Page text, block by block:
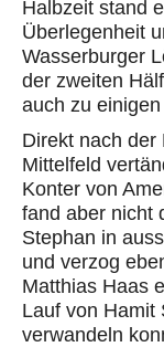
Halbzeit stand
Überlegenheit
Wasserburger
der zweiten
auch zu
Direkt nach der
Mittelfeld
Konter von
fand aber nicht
Stephan in
und verzog
Matthias Haas
Lauf von Hamit
verwandeln